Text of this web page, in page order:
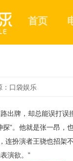
首页
口袋娱乐
出牌，却总能误打
探”。‌他就是张一昂，
连扮演者王骁也招架
演欲。”